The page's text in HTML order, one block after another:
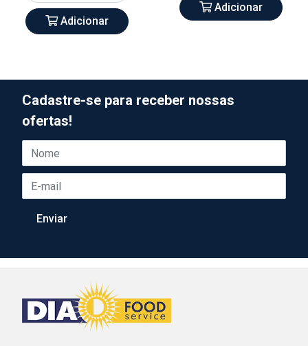
Adicionar
Adicionar
Cadastre-se para receber nossas
ofertas!